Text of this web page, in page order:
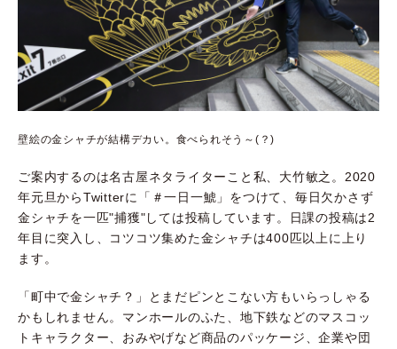
壁絵の金シャチが結構デカい。食べられそう～(？)
ご案内するのは名古屋ネタライターこと私、大竹敏之。 2020
年元旦からTwitterに「＃一日一鯱」をつけて、毎日欠かさず
金シャチを一匹"捕獲"しては投稿しています。日課の投稿は2
年目に突入し、コツコツ集めた金シャチは400匹以上に上り
ます。
「町中で金シャチ？」とまだピンとこない方もいらっしゃる
かもしれません。マンホールのふた、地下鉄などのマスコッ
トキャラクター、おみやげなど商品のパッケージ、企業や団